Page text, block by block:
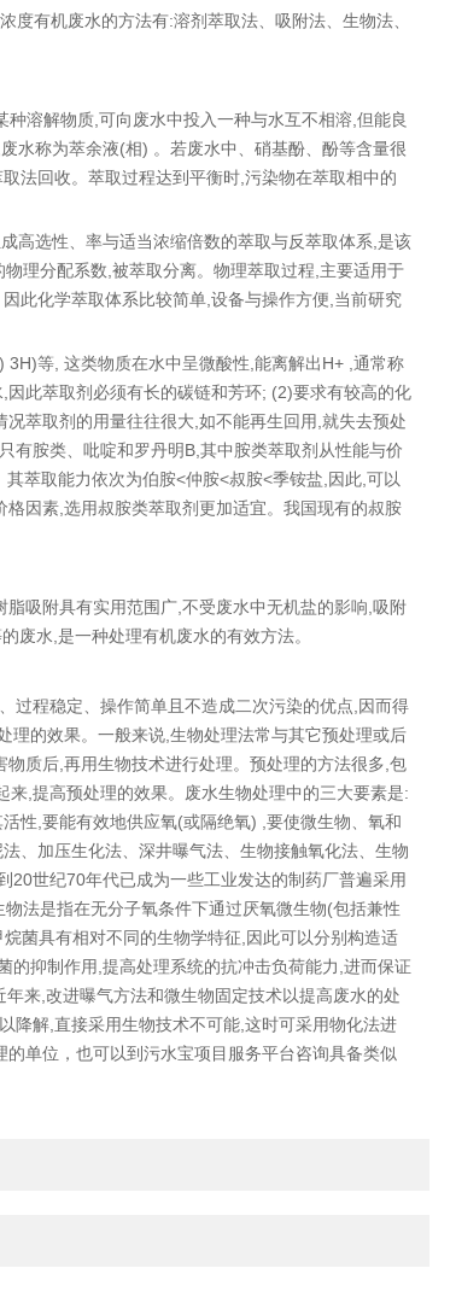
有机废水的方法有:溶剂萃取法、吸附法、生物法、
溶解物质,可向废水中投入一种与水互不相溶,但能良
水称为萃余液(相) 。若废水中、硝基酚、酚等含量很
法回收。萃取过程达到平衡时,污染物在萃取相中的
高选性、率与适当浓缩倍数的萃取与反萃取体系,是该
理分配系数,被萃取分离。物理萃取过程,主要适用于
此化学萃取体系比较简单,设备与操作方便,当前研究
等, 这类物质在水中呈微酸性,能离解出H+ ,通常称
此萃取剂必须有长的碳链和芳环; (2)要求有较高的化
萃取剂的用量往往很大,如不能再生回用,就失去预处
有胺类、吡啶和罗丹明B,其中胺类萃取剂从性能与价
萃取能力依次为伯胺<仲胺<叔胺<季铵盐,因此,可以
因素,选用叔胺类萃取剂更加适宜。我国现有的叔胺
吸附具有实用范围广,不受废水中无机盐的影响,吸附
废水,是一种处理有机废水的有效方法。
过程稳定、操作简单且不造成二次污染的优点,因而得
理的效果。一般来说,生物处理法常与其它预处理或后
质后,再用生物技术进行处理。预处理的方法很多,包
,提高预处理的效果。废水生物处理中的三大要素是:
性,要能有效地供应氧(或隔绝氧) ,要使微生物、氧和
、加压生化法、深井曝气法、生物接触氧化法、生物
世纪70年代已成为一些工业发达的制药厂普遍采用
法是指在无分子氧条件下通过厌氧微生物(包括兼性
菌具有相对不同的生物学特征,因此可以分别构造适
抑制作用,提高处理系统的抗冲击负荷能力,进而保证
来,改进曝气方法和微生物固定技术以提高废水的处
降解,直接采用生物技术不可能,这时可采用物化法进
单位，也可以到污水宝项目服务平台咨询具备类似